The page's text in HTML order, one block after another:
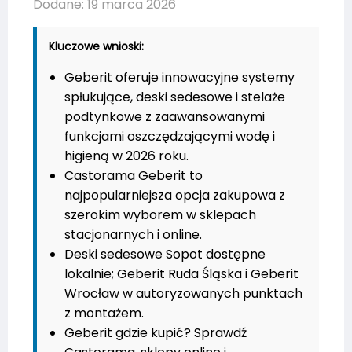
Dodane: 19 marca 2026
Kluczowe wnioski:
Geberit oferuje innowacyjne systemy
spłukujące, deski sedesowe i stelaże
podtynkowe z zaawansowanymi
funkcjami oszczędzającymi wodę i
higieną w 2026 roku.
Castorama Geberit to
najpopularniejsza opcja zakupowa z
szerokim wyborem w sklepach
stacjonarnych i online.
Deski sedesowe Sopot dostępne
lokalnie; Geberit Ruda Śląska i Geberit
Wrocław w autoryzowanych punktach
z montażem.
Geberit gdzie kupić? Sprawdź